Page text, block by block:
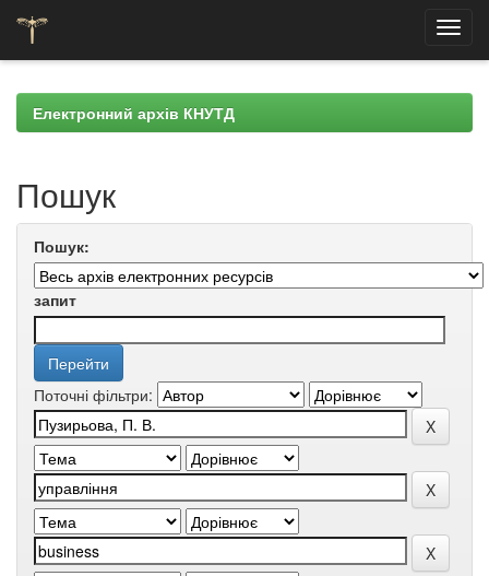
navigationЕлектронний архів КНУТД
Пошук
Пошук:
запит
Поточні фільтри: